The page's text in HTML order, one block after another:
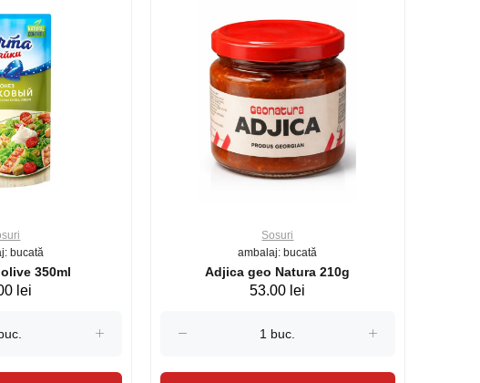
bucată
350ml
lei
Sosuri
ambalaj: bucată
Adjica geo Natura 210g
53.00 lei